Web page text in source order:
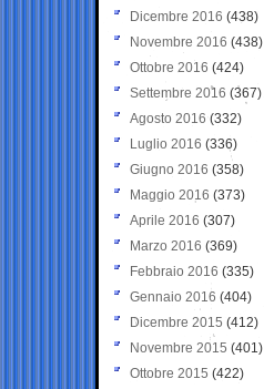
Dicembre 2016 (438)
Novembre 2016 (438)
Ottobre 2016 (424)
Settembre 2016 (367)
Agosto 2016 (332)
Luglio 2016 (336)
Giugno 2016 (358)
Maggio 2016 (373)
Aprile 2016 (307)
Marzo 2016 (369)
Febbraio 2016 (335)
Gennaio 2016 (404)
Dicembre 2015 (412)
Novembre 2015 (401)
Ottobre 2015 (422)